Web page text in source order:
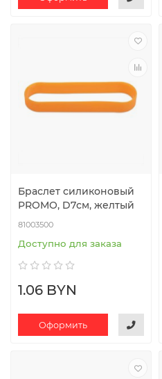
Браслет силиконовый
PROMO, D7см, желтый
81003500
Доступно для заказа
1.06 BYN
Оформить